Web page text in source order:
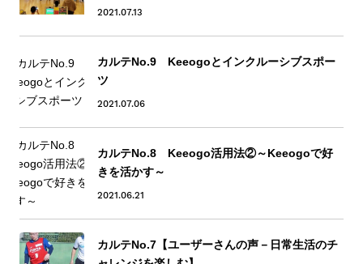
2021.07.13
カルテNo.9 Keeogoとインクルーシブスポー
ツ
2021.07.06
カルテNo.8 Keeogo活用法②～Keeogoで好
きを活かす～
2021.06.21
カルテNo.7【ユーザーさんの声－日常生活のチ